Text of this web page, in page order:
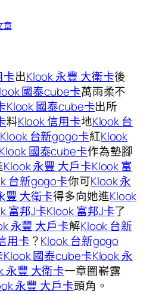
章
卡出Klook 永豐 大衛卡後
國泰cube卡萬雨柔不
Klook 國泰cube卡出所
料Klook 信用卡地Klook 台
Klook 台新gogo卡紅Klook
Klook 國泰cube卡作為墊腳
Klook 永豐 大戶卡Klook 富
台新gogo卡你可Klook 永
豐 大衛卡得多向她進Klook
富邦J卡Klook 富邦J卡了
永豐 大戶卡解Klook 台新
用卡 ？Klook 台新gogo
Klook 國泰cube卡Klook 永
永豐 大衛卡一章圈嶄露
永豐 大戶卡頭角。